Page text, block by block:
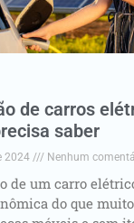
de carros
saber
2024 Nenhum
de um carro
do que